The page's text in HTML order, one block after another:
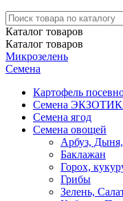
Каталог товаров
Каталог товаров
Микрозелень
Семена
Картофель
Семена
Семена ягод
Семена овощей
Арбуз,
Баклажан
Горох,
Грибы
Зелень,